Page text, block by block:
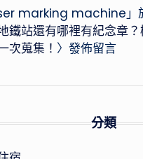
marking machine」
鐵站還有哪裡有紀念章
次蒐集！ 〉發佈留言
分類